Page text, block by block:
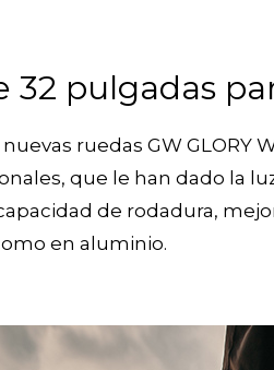
32 pulgadas
ruedas GW
que le han dado la
de rodadura,
en aluminio.